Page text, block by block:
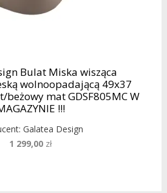
Bulat Miska wisząca
wolnoopadającą 49x37
mat GDSF805MC W
!!!
Galatea Design
1 299,00 zł